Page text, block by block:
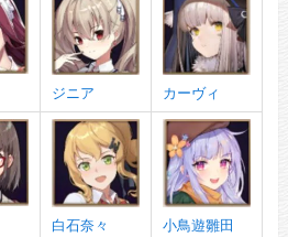
ジニア カーヴィ
白石奈々 小鳥遊雛田